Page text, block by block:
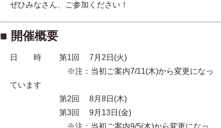
ぜひみなさん、ご参加ください！
■ 開催概要
日 時 第1回 7月2日(火)
※注：当初ご案内7/11(木)から変更になっ
ています
第2回 8月8日(木)
第3回 9月13日(金)
※注：当初ご案内9/5(木)から変更になっ